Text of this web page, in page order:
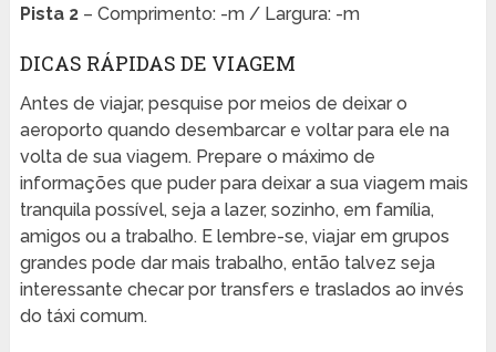
Pista 2– Comprimento: -m / Largura: -m
DICAS RÁPIDAS DE VIAGEM
Antes de viajar, pesquise por meios de deixar o
aeroporto quando desembarcar e voltar para ele na
volta de sua viagem. Prepare o máximo de
informações que puder para deixar a sua viagem mais
tranquila possível, seja a lazer, sozinho, em família,
amigos ou a trabalho. E lembre-se, viajar em grupos
grandes pode dar mais trabalho, então talvez seja
interessante checar por transfers e traslados ao invés
do táxi comum.